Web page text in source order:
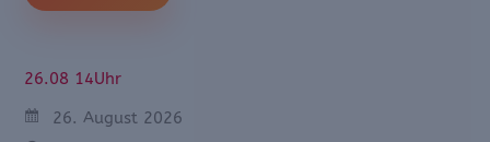
26.08 14Uhr
26. August 2026